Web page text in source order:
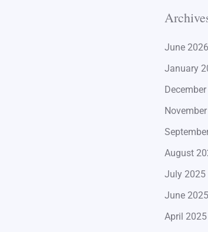
June 2026
January
August
July 2025
June 2025
April 2025